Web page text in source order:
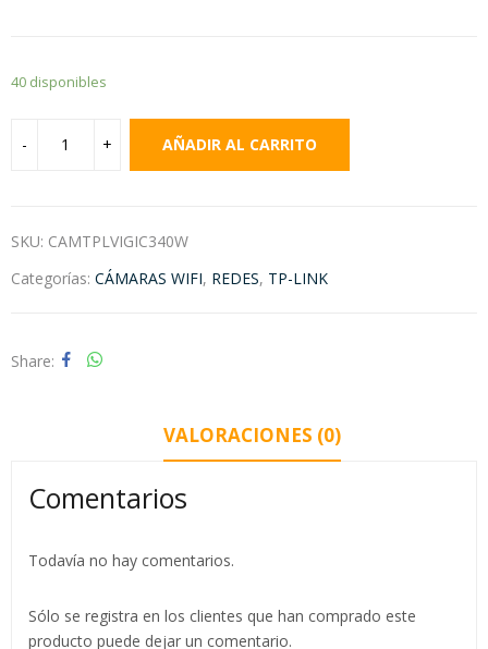
40 disponibles
AÑADIR AL CARRITO
SKU: CAMTPLVIGIC340W
Categorías: CÁMARAS WIFI, REDES, TP-LINK
Share
VALORACIONES (0)
Comentarios
Todavía no hay comentarios.
Sólo se registra en los clientes que han comprado este
producto puede dejar un comentario.